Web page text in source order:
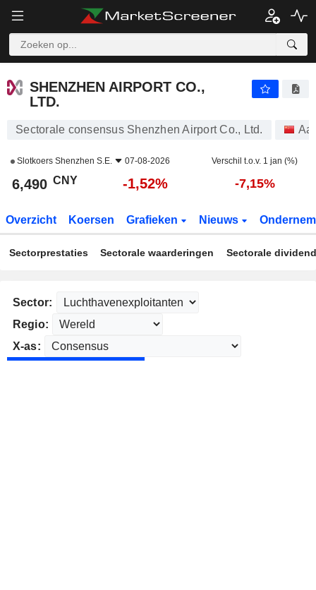
SHENZHEN AIRPORT CO.,
LTD.
Sectorale consensus Shenzhen Airport Co., Ltd.
Slotkoers Shenzhen S.E. 07-08-2026 Verschil t.o.v. 1 jan (%)
6,490 CNY -1,52% -7,15%
Overzicht Koersen Grafieken Nieuws
Sectorprestaties Sectorale waarderingen Sectorale
Sector:
Regio:
X-as: